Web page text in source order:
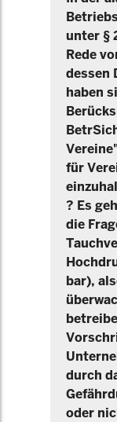
unter §
Rede
dessen
haben
für
? Es
die
bar),
durch
oder